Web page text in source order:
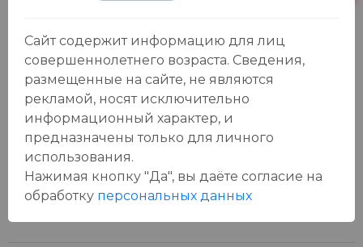
Отзывы:
Оставить отзыв
У данного товара еще нет отзывов, будьте первым, кто
оставит отзыв!
Сайт содержит информацию для лиц
совершеннолетнего возраста. Сведения,
размещенные на сайте, не являются
рекламой, носят исключительно
информационный характер, и
предназначены только для личного
использования.
Нажимая кнопку "Да", вы даёте cогласие на
обработку персональных данных